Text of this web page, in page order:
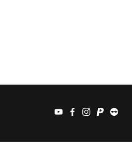
youtubefacebook
instagram
paypal